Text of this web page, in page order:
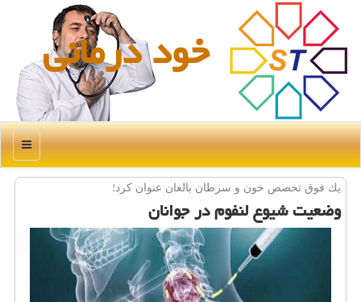
خود درمانی
منو
یك فوق تخصص خون و سرطان بالغان عنوان كرد؛
وضعیت شیوع لنفوم در جوانان